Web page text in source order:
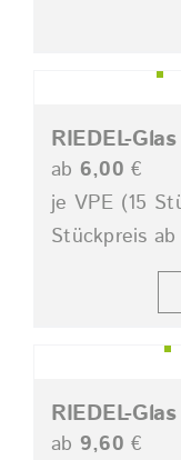
RIEDEL-
ab 6,00 €
je VPE (15
Stückpreis ab
RIEDEL-
ab 9,60 €